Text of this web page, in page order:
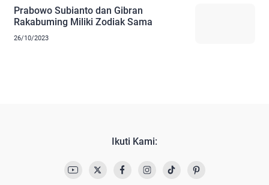
Prabowo Subianto dan Gibran
Rakabuming Miliki Zodiak Sama
26/10/2023
Ikuti Kami: